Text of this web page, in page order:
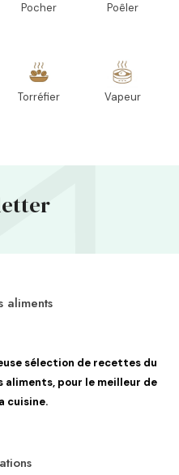
Pocher Poêler
Torréfier Vapeur
aliments
sélection de recettes du
aliments, pour le meilleur de
cuisine.